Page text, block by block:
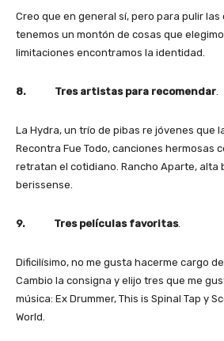
Creo que en general sí, pero para pulir
tenemos un montón de cosas que
limitaciones encontramos la identidad.
8. Tres artistas para recomendar
La Hydra, un trío de pibas re jóvenes que
Recontra Fue Todo, canciones hermosas
retratan el cotidiano. Rancho Aparte, alta
berissense.
9. Tres películas favoritas.
Dificilísimo, no me gusta hacerme cargo
Cambio la consigna y elijo tres que me
música: Ex Drummer, This is Spinal Tap y
World.